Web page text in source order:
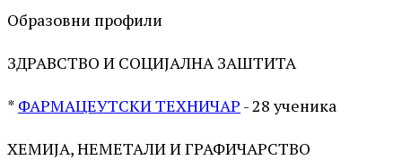
Образовни профили
ЗДРАВСТВО И СОЦИЈАЛНА ЗАШТИТА
* ФАРМАЦЕУТСКИ ТЕХНИЧАР - 28 ученика
ХЕМИЈА, НЕМЕТАЛИ И ГРАФИЧАРСТВО